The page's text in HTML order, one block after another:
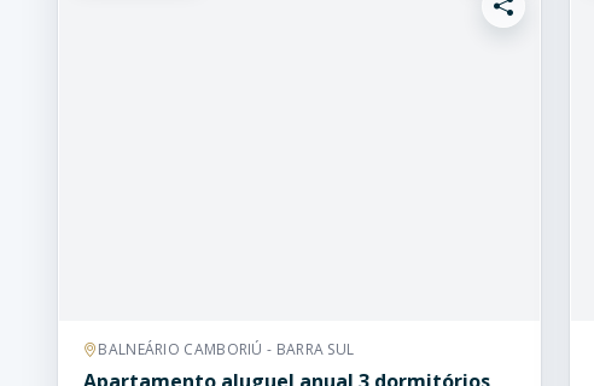
BALNEÁRIO CAMBORIÚ - BARRA SUL